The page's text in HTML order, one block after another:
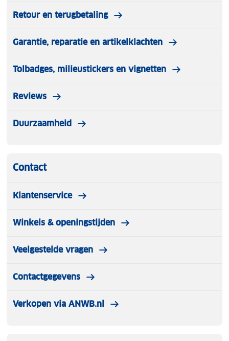
Retour en terugbetaling
Garantie, reparatie en artikelklachten
Tolbadges, milieustickers en vignetten
Reviews
Duurzaamheid
Contact
Klantenservice
Winkels & openingstijden
Veelgestelde vragen
Contactgegevens
Verkopen via ANWB.nl